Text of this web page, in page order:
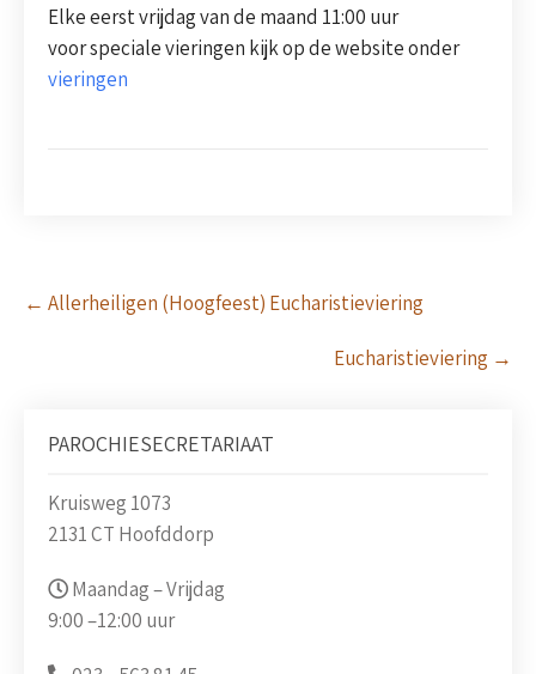
Elke eerst vrijdag van de maand 11:00 uur
voor speciale vieringen kijk op de website onder
vieringen
Post
navigation
← Allerheiligen (Hoogfeest) Eucharistieviering
Eucharistieviering →
PAROCHIESECRETARIAAT
Kruisweg 1073
2131 CT Hoofddorp
Maandag – Vrijdag
9:00 –12:00 uur